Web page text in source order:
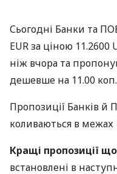
Сьогодні Банки та
EURза ціною 11.2600
ніж вчора та
дешевше на 11.00 коп.
Пропозиції Банків й
коливаються в межах
Кращі пропозиції
встановлені в